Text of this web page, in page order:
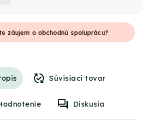
záujem o obchodnú spoluprácu?
Súvisiaci tovar
Diskusia